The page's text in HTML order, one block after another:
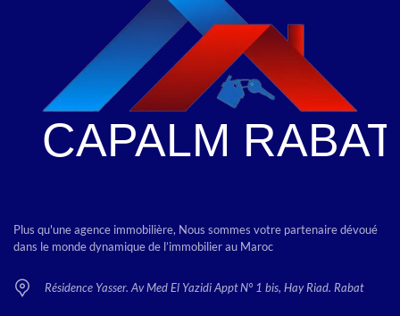
Plus qu'une agence immobilière, Nous sommes votre partenaire dévoué
dans le monde dynamique de l’immobilier au Maroc
Résidence Yasser. Av Med El Yazidi Appt N° 1 bis, Hay Riad. Rabat